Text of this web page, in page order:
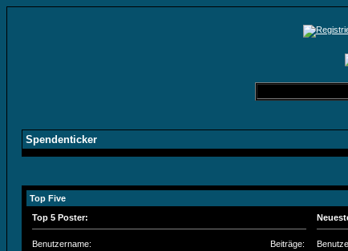
Spendenticker
Top Five
Top 5 Poster:
Benutzername:
Beiträge: